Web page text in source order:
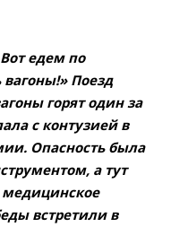
едем по
Поезд
горят один за
с контузией в
Опасность была
а тут
медицинское
встретили в